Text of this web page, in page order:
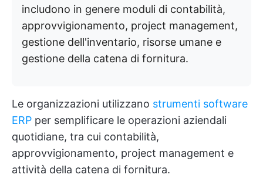
includono in genere moduli di contabilità,
approvvigionamento, project management,
gestione dell'inventario, risorse umane e
gestione della catena di fornitura.
Le organizzazioni utilizzano strumenti software
ERP per semplificare le operazioni aziendali
quotidiane, tra cui contabilità,
approvvigionamento, project management e
attività della catena di fornitura.